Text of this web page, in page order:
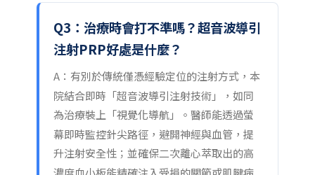
Q3：治療時會打不準嗎？超音波導引
注射PRP好處是什麼？
A：有別於傳統僅憑經驗定位的注射方式，本
院結合即時「超音波導引注射技術」，如同
為治療裝上「視覺化導航」。醫師能透過螢
幕即時監控針尖路徑，避開神經與血管，提
升注射安全性；並確保二次離心萃取出的高